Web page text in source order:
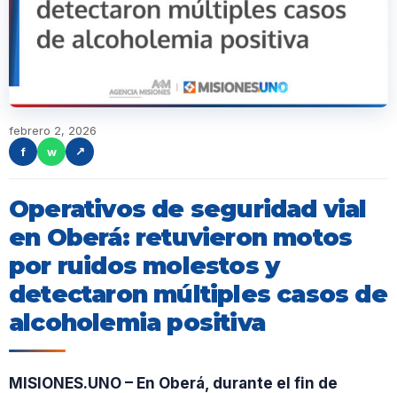
febrero 2, 2026
f
w ↗
Operativos de seguridad vial
en Oberá: retuvieron motos
por ruidos molestos y
detectaron múltiples casos de
alcoholemia positiva
MISIONES.UNO – En Oberá, durante el fin de